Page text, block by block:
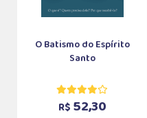
O Batismo do Espírito
Santo
R$ 52,30